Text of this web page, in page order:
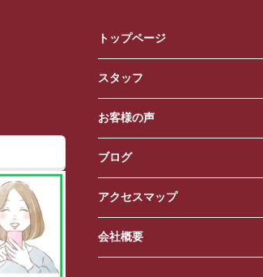
トップページ
スタッフ
お客様の声
ブログ
アクセスマップ
会社概要